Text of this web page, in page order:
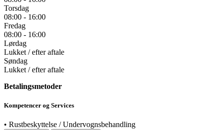
Torsdag
08:00 - 16:00
Fredag
08:00 - 16:00
Lørdag
Lukket / efter aftale
Søndag
Lukket / efter aftale
Betalingsmetoder
Kompetencer og Services
• Rustbeskyttelse / Undervognsbehandling